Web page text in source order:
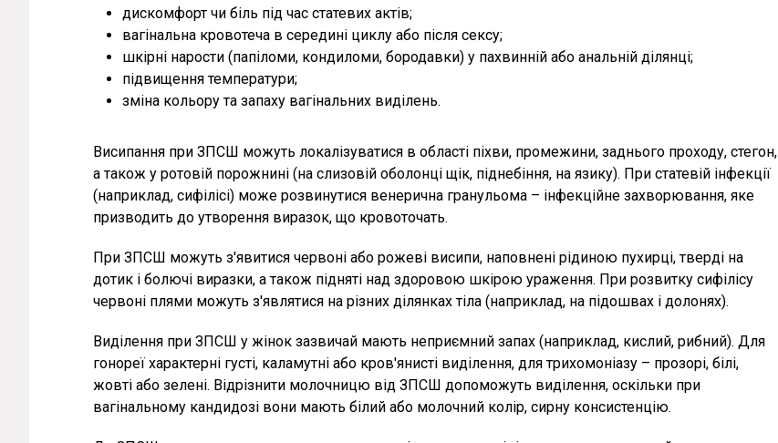
дискомфорт чи біль під час статевих актів;
вагінальна кровотеча в середині циклу або після сексу;
шкірні нарости (папіломи, кондиломи, бородавки) у пахвинній або анальній ділянці;
підвищення температури;
зміна кольору та запаху вагінальних виділень.
Висипання при ЗПСШ можуть локалізуватися в області піхви, промежини, заднього проходу, стегон,
а також у ротовій порожнині (на слизовій оболонці щік, піднебіння, на язику). При статевій інфекції
(наприклад, сифілісі) може розвинутися венерична гранульома – інфекційне захворювання, яке
призводить до утворення виразок, що кровоточать.
При ЗПСШ можуть з'явитися червоні або рожеві висипи, наповнені рідиною пухирці, тверді на
дотик і болючі виразки, а також підняті над здоровою шкірою ураження. При розвитку сифілісу
червоні плями можуть з'являтися на різних ділянках тіла (наприклад, на підошвах і долонях).
Виділення при ЗПСШ у жінок зазвичай мають неприємний запах (наприклад, кислий, рибний). Для
гонореї характерні густі, каламутні або кров'янисті виділення, для трихомоніазу – прозорі, білі,
жовті або зелені. Відрізнити молочницю від ЗПСШ допоможуть виділення, оскільки при
вагінальному кандидозі вони мають білий або молочний колір, сирну консистенцію.